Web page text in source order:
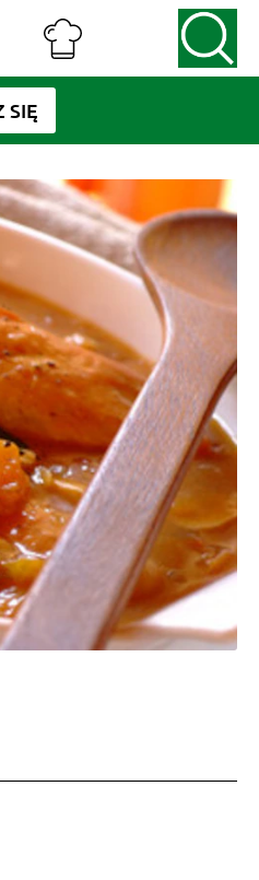
SIĘ